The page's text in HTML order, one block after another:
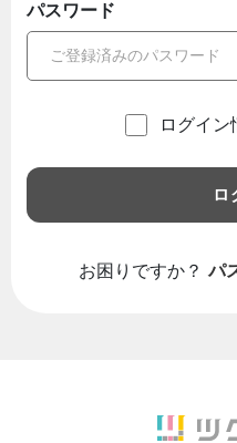
パスワード
ログイン
ロ
お困りですか？ パ